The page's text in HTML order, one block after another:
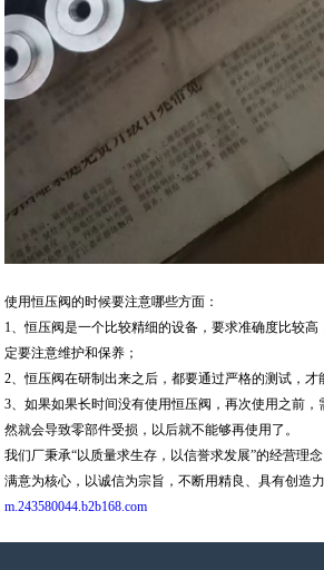
使用恒压阀的时候要注意哪些方面：
1、恒压阀是一个比较精细的设备，要求准确度比较
定要注意维护和保养；
2、恒压阀在研制出来之后，都要通过严格的测试，才
3、如果如果长时间没有使用恒压阀，再次使用之前
然就会导致零部件受损，以后就不能够再使用了。
我们厂秉承“以质量求生存，以信誉求发展”的经营理
满意为核心，以诚信为宗旨，不断用精良、具有创造
m.243580044.b2b168.com